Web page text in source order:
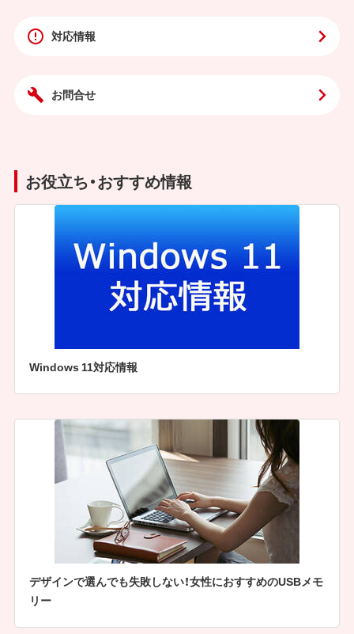
対応情報
お問合せ
お役立ち・おすすめ情報
Windows 11対応情報
デザインで選んでも失敗しない！女性におすすめのUSBメモ
リー